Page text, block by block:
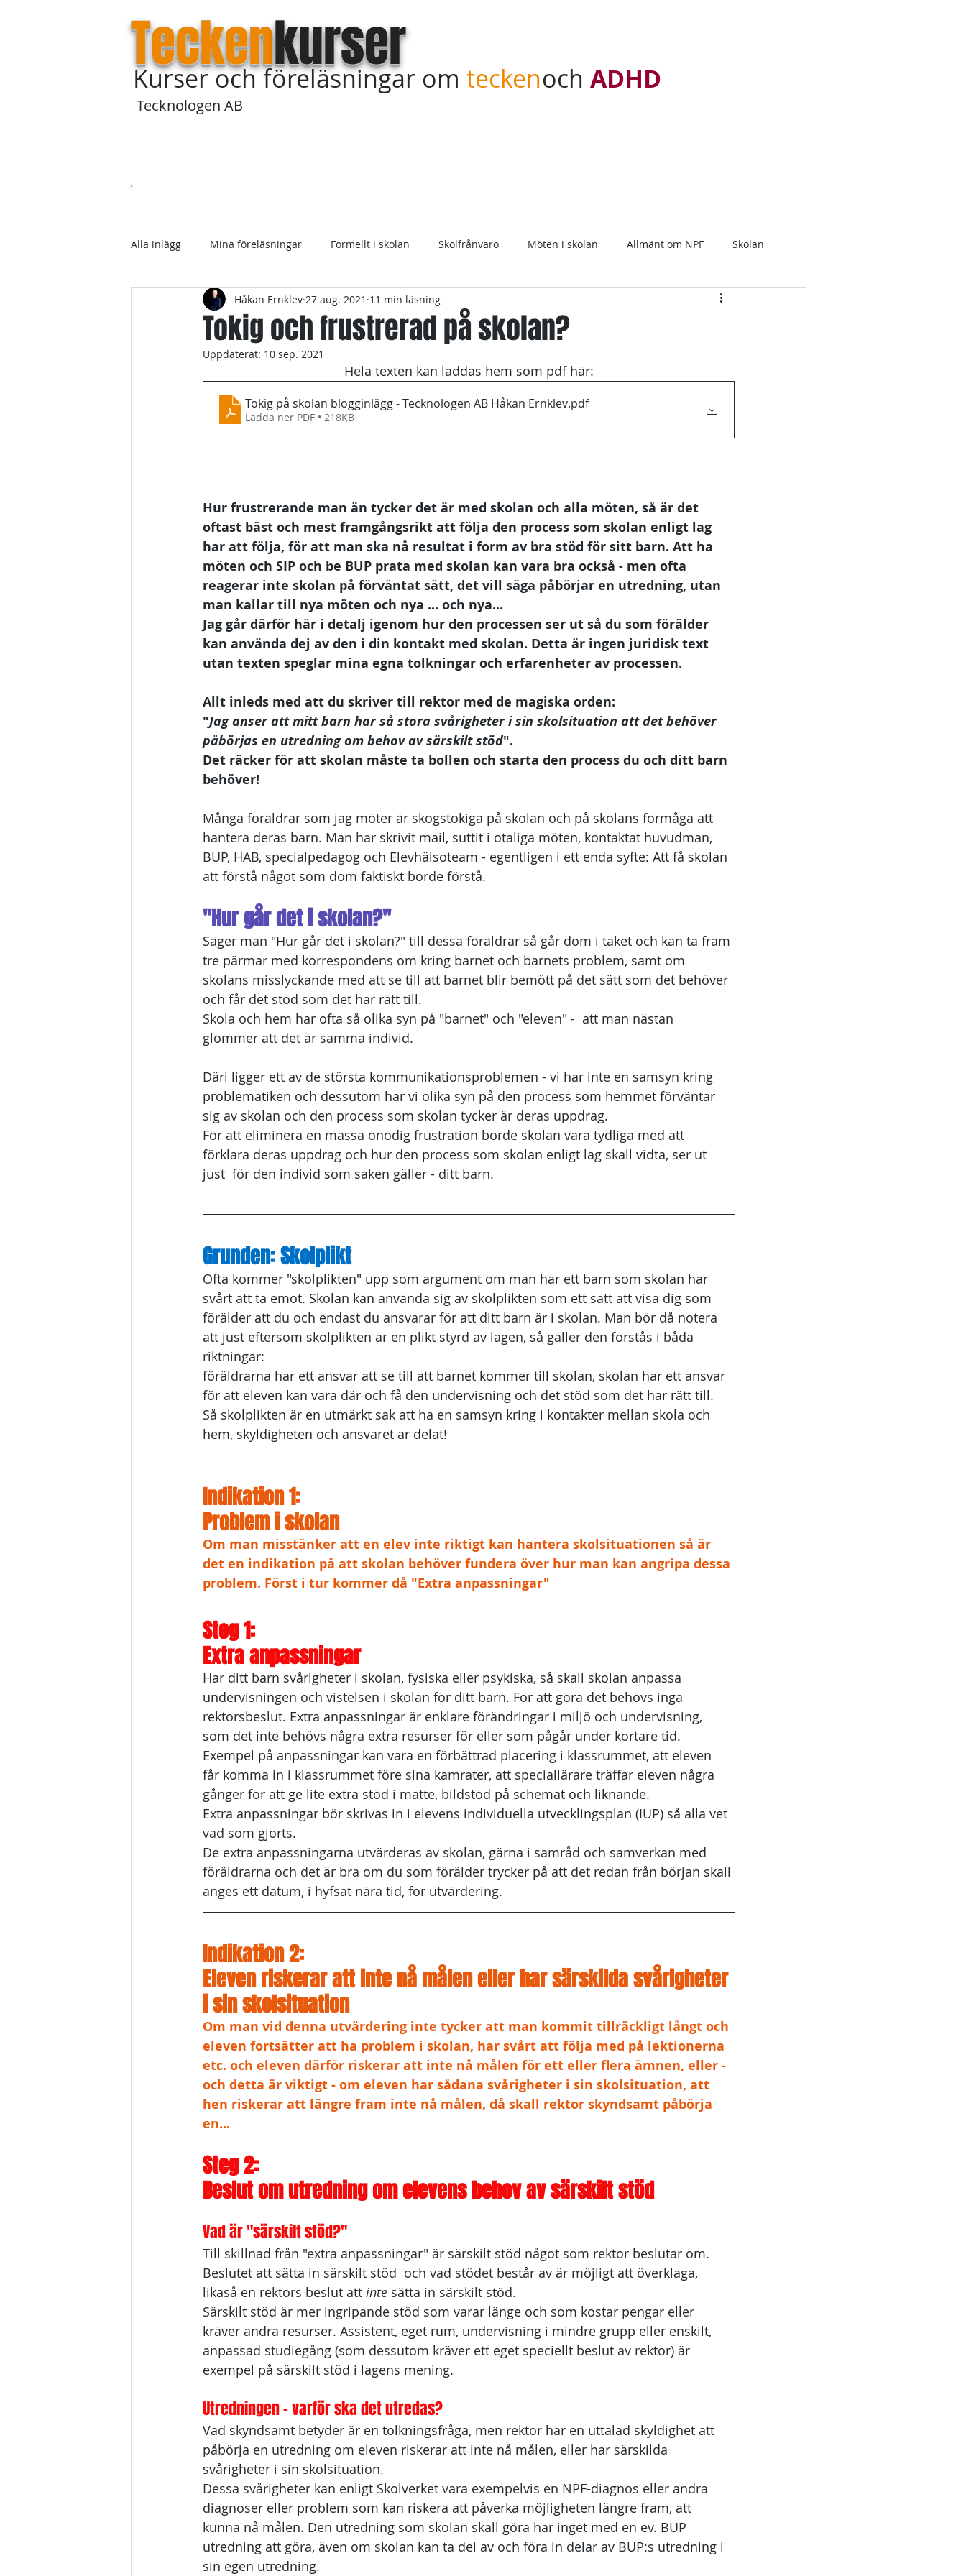
Teckenkurser
Kurser och föreläsningar om teckenoch ADHD
Tecknologen AB
Alla inlägg Mina föreläsningar Formellt i skolan Skolfrånvaro Möten i skolan Allmänt om NPF Skolan
Förhållningssätt Medicin
Tokig och frustrerad på skolan?
Håkan Ernklev 27 aug. 2021 11 min läsning
Uppdaterat: 10 sep. 2021
Hela texten kan laddas hem som pdf här:
Tokig på skolan blogginlägg - Tecknologen AB Håkan Ernklev.pdf
Ladda ner PDF • 218KB
Hur frustrerande man än tycker det är med skolan och alla möten, så är det
oftast bäst och mest framgångsrikt att följa den process som skolan enligt lag
har att följa, för att man ska nå resultat i form av bra stöd för sitt barn. Att ha
möten och SIP och be BUP prata med skolan kan vara bra också - men ofta
reagerar inte skolan på förväntat sätt, det vill säga påbörjar en utredning, utan
man kallar till nya möten och nya ... och nya...
Jag går därför här i detalj igenom hur den processen ser ut så du som förälder
kan använda dej av den i din kontakt med skolan. Detta är ingen juridisk text
utan texten speglar mina egna tolkningar och erfarenheter av processen.
Allt inleds med att du skriver till rektor med de magiska orden:
"Jag anser att mitt barn har så stora svårigheter i sin skolsituation att det behöver
påbörjas en utredning om behov av särskilt stöd".
Det räcker för att skolan måste ta bollen och starta den process du och ditt barn
behöver!
Många föräldrar som jag möter är skogstokiga på skolan och på skolans förmåga att
hantera deras barn. Man har skrivit mail, suttit i otaliga möten, kontaktat huvudman,
BUP, HAB, specialpedagog och Elevhälsoteam - egentligen i ett enda syfte: Att få skolan
att förstå något som dom faktiskt borde förstå.
"Hur går det i skolan?"
Säger man "Hur går det i skolan?" till dessa föräldrar så går dom i taket och kan ta fram
tre pärmar med korrespondens om kring barnet och barnets problem, samt om
skolans misslyckande med att se till att barnet blir bemött på det sätt som det behöver
och får det stöd som det har rätt till.
Skola och hem har ofta så olika syn på "barnet" och "eleven" -  att man nästan
glömmer att det är samma individ.
Däri ligger ett av de största kommunikationsproblemen - vi har inte en samsyn kring
problematiken och dessutom har vi olika syn på den process som hemmet förväntar
sig av skolan och den process som skolan tycker är deras uppdrag.
För att eliminera en massa onödig frustration borde skolan vara tydliga med att
förklara deras uppdrag och hur den process som skolan enligt lag skall vidta, ser ut
just  för den individ som saken gäller - ditt barn.
Grunden: Skolplikt
Ofta kommer "skolplikten" upp som argument om man har ett barn som skolan har
svårt att ta emot. Skolan kan använda sig av skolplikten som ett sätt att visa dig som
förälder att du och endast du ansvarar för att ditt barn är i skolan. Man bör då notera
att just eftersom skolplikten är en plikt styrd av lagen, så gäller den förstås i båda
riktningar:
föräldrarna har ett ansvar att se till att barnet kommer till skolan, skolan har ett ansvar
för att eleven kan vara där och få den undervisning och det stöd som det har rätt till.
Så skolplikten är en utmärkt sak att ha en samsyn kring i kontakter mellan skola och
hem, skyldigheten och ansvaret är delat!
Indikation 1:
Problem i skolan
Om man misstänker att en elev inte riktigt kan hantera skolsituationen så är
det en indikation på att skolan behöver fundera över hur man kan angripa dessa
problem. Först i tur kommer då "Extra anpassningar"
Steg 1:
Extra anpassningar
Har ditt barn svårigheter i skolan, fysiska eller psykiska, så skall skolan anpassa
undervisningen och vistelsen i skolan för ditt barn. För att göra det behövs inga
rektorsbeslut. Extra anpassningar är enklare förändringar i miljö och undervisning,
som det inte behövs några extra resurser för eller som pågår under kortare tid.
Exempel på anpassningar kan vara en förbättrad placering i klassrummet, att eleven
får komma in i klassrummet före sina kamrater, att speciallärare träffar eleven några
gånger för att ge lite extra stöd i matte, bildstöd på schemat och liknande.
Extra anpassningar bör skrivas in i elevens individuella utvecklingsplan (IUP) så alla vet
vad som gjorts.
De extra anpassningarna utvärderas av skolan, gärna i samråd och samverkan med
föräldrarna och det är bra om du som förälder trycker på att det redan från början skall
anges ett datum, i hyfsat nära tid, för utvärdering.
Indikation 2:
Eleven riskerar att inte nå målen eller har särskilda svårigheter
i sin skolsituation
Om man vid denna utvärdering inte tycker att man kommit tillräckligt långt och
eleven fortsätter att ha problem i skolan, har svårt att följa med på lektionerna
etc. och eleven därför riskerar att inte nå målen för ett eller flera ämnen, eller -
och detta är viktigt - om eleven har sådana svårigheter i sin skolsituation, att
hen riskerar att längre fram inte nå målen, då skall rektor skyndsamt påbörja
en...
Steg 2:
Beslut om utredning om elevens behov av särskilt stöd
Vad är "särskilt stöd?"
Till skillnad från "extra anpassningar" är särskilt stöd något som rektor beslutar om.
Beslutet att sätta in särskilt stöd  och vad stödet består av är möjligt att överklaga,
likaså en rektors beslut att inte sätta in särskilt stöd.
Särskilt stöd är mer ingripande stöd som varar länge och som kostar pengar eller
kräver andra resurser. Assistent, eget rum, undervisning i mindre grupp eller enskilt,
anpassad studiegång (som dessutom kräver ett eget speciellt beslut av rektor) är
exempel på särskilt stöd i lagens mening.
Utredningen - varför ska det utredas?
Vad skyndsamt betyder är en tolkningsfråga, men rektor har en uttalad skyldighet att
påbörja en utredning om eleven riskerar att inte nå målen, eller har särskilda
svårigheter i sin skolsituation.
Dessa svårigheter kan enligt Skolverket vara exempelvis en NPF-diagnos eller andra
diagnoser eller problem som kan riskera att påverka möjligheten längre fram, att
kunna nå målen. Den utredning som skolan skall göra har inget med en ev. BUP
utredning att göra, även om skolan kan ta del av och föra in delar av BUP:s utredning i
sin egen utredning.